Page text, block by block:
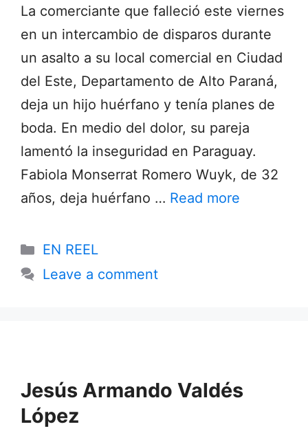
La comerciante que falleció este viernes
en un intercambio de disparos durante
un asalto a su local comercial en Ciudad
del Este, Departamento de Alto Paraná,
deja un hijo huérfano y tenía planes de
boda. En medio del dolor, su pareja
lamentó la inseguridad en Paraguay.
Fabiola Monserrat Romero Wuyk, de 32
años, deja huérfano … Read more
Categories
EN REEL
Leave a comment
Jesús Armando Valdés
López